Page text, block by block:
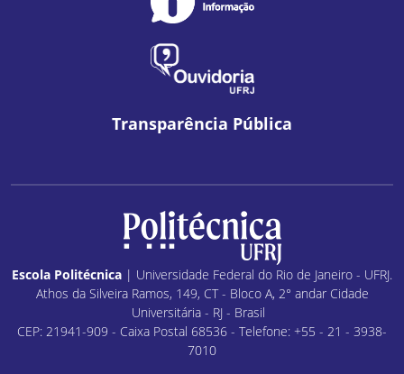
Transparência Pública
Escola Politécnica | Universidade Federal do Rio de Janeiro - UFRJ.
Athos da Silveira Ramos, 149, CT - Bloco A, 2° andar Cidade
Universitária - RJ - Brasil
CEP: 21941-909 - Caixa Postal 68536 - Telefone: +55 - 21 - 3938-
7010